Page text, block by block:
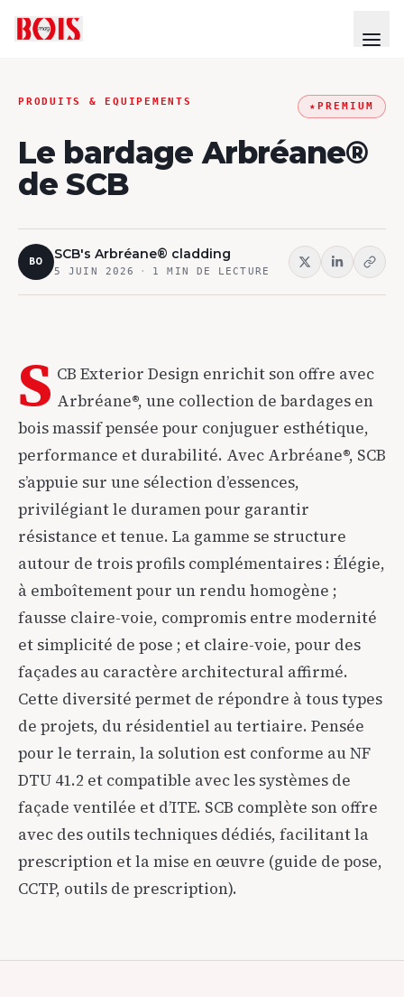
PRODUITS & EQUIPEMENTS ★PREMIUM
Le bardage Arbréane®
de SCB
BO SCB's Arbréane® cladding
5 JUIN 2026 · 1 MIN DE LECTURE
S CB Exterior Design enrichit son offre avec
Arbréane®, une collection de bardages en
bois massif pensée pour conjuguer esthétique,
performance et durabilité. Avec Arbréane®, SCB
s’appuie sur une sélection d’essences,
privilégiant le duramen pour garantir
résistance et tenue. La gamme se structure
autour de trois profils complémentaires : Élégie,
à emboîtement pour un rendu homogène ;
fausse claire-voie, compromis entre modernité
et simplicité de pose ; et claire-voie, pour des
façades au caractère architectural affirmé.
Cette diversité permet de répondre à tous types
de projets, du résidentiel au tertiaire. Pensée
pour le terrain, la solution est conforme au NF
DTU 41.2 et compatible avec les systèmes de
façade ventilée et d’ITE. SCB complète son offre
avec des outils techniques dédiés, facilitant la
prescription et la mise en œuvre (guide de pose,
CCTP, outils de prescription).